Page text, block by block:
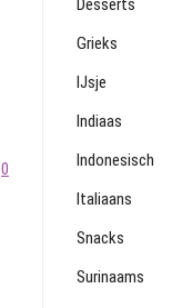
0
Desserts
Grieks
IJsje
Indiaas
Indonesisch
Italiaans
Snacks
Surinaams